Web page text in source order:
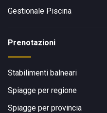
Gestionale Piscina
Prenotazioni
Stabilimenti balneari
Spiagge per regione
Spiagge per provincia